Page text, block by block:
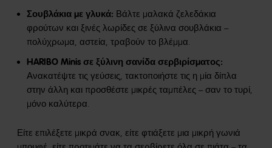
Σουβλάκια με γλυκά: Βάλτε μαλακά ζελεδάκια
φρούτων και ξινές λωρίδες σε ξύλινα σουβλάκια –
πολύχρωμα, αστεία, τραβούν το βλέμμα.
HARIBO Minis σε ξύλινη σανίδα σερβιρίσματος:
Ανακατέψτε τις γεύσεις, τακτοποιήστε τις η μία δίπλα
στην άλλη και προσθέστε μικρές ταμπέλες – σαν το τυρί,
μόνο καλύτερα.
Είτε επιλέξετε μικρά σνακ, είτε φτιάξετε μια μικρή γωνιά